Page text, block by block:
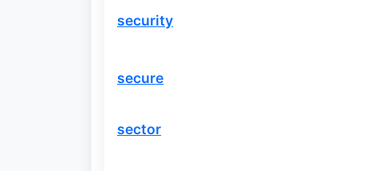
security
secure
sector